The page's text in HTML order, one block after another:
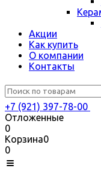
Акции
Как купить
О компании
Контакты
+7 (921) 397-78-00
Отложенные
0
Корзина0
0